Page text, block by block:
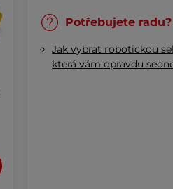
Potřebujete radu?
Jak vybrat robotickou
která vám opravdu